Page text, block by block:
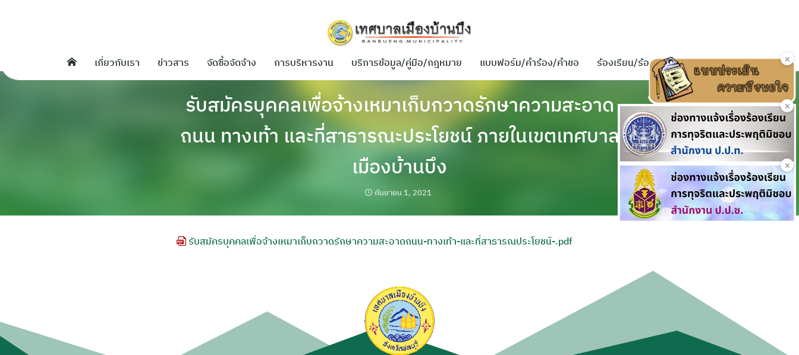
เกี่ยวกับเรา ข่าวสาร จัดซื้อจัดจ้าง การบริหารงาน บริการข้อมูล/คู่มือ/กฎหมาย แบบฟอร์ม/คำร้อง/คำขอ ร้องเรียน/ร้องทุกข์ ติดต่อเรา
รับสมัครบุคคลเพื่อจ้างเหมาเก็บกวาดรักษาความสะอาด
ถนน ทางเท้า และที่สาธารณะประโยชน์ ภายในเขตเทศบาล
เมืองบ้านบึง
กันยายน 1, 2021
รับสมัครบุคคลเพื่อจ้างเหมาเก็บกวาดรักษาความสะอาดถนน-ทางเท้า-และที่สาธารณประโยชน์-.pdf
×
×
×